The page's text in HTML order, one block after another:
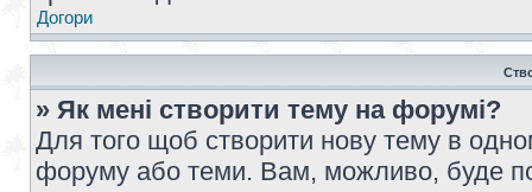
Догори
» Як мені створити тему на форумі?
Для того щоб створити нову тему в
форуму або теми. Вам, можливо, буде